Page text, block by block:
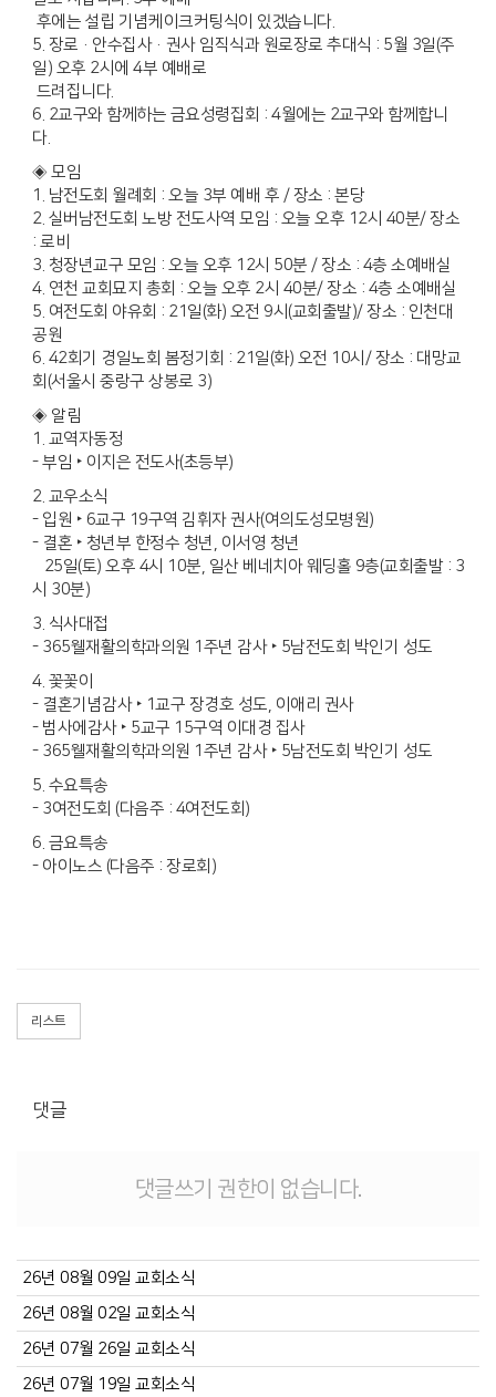
후에는 설립 기념케이크커팅식이 있겠습니다.
5. 장로·안수집사·권사 임직식과 원로장로 추대식 : 5월 3일(주
일) 오후 2시에 4부 예배로
드려집니다.
6. 2교구와 함께하는 금요성령집회 : 4월에는 2교구와 함께합니
다.
◈ 모임
1. 남전도회 월례회 : 오늘 3부 예배 후 / 장소 : 본당
2. 실버남전도회 노방 전도사역 모임 : 오늘 오후 12시 40분/ 장소
: 로비
3. 청장년교구 모임 : 오늘 오후 12시 50분 / 장소 : 4층 소예배실
4. 연천 교회묘지 총회 : 오늘 오후 2시 40분/ 장소 : 4층 소예배실
5. 여전도회 야유회 : 21일(화) 오전 9시(교회출발)/ 장소 : 인천대
공원
6. 42회기 경일노회 봄정기회 : 21일(화) 오전 10시/ 장소 : 대망교
회(서울시 중랑구 상봉로 3)
◈ 알림
1. 교역자동정
- 부임 ‣ 이지은 전도사(초등부)
2. 교우소식
- 입원 ‣ 6교구 19구역 김휘자 권사(여의도성모병원)
- 결혼 ‣ 청년부 한정수 청년, 이서영 청년
25일(토) 오후 4시 10분, 일산 베네치아 웨딩홀 9층(교회출발 : 3
시 30분)
3. 식사대접
- 365웰재활의학과의원 1주년 감사 ‣ 5남전도회 박인기 성도
4. 꽃꽃이
- 결혼기념감사 ‣ 1교구 장경호 성도, 이애리 권사
- 범사에감사 ‣ 5교구 15구역 이대경 집사
- 365웰재활의학과의원 1주년 감사 ‣ 5남전도회 박인기 성도
5. 수요특송
- 3여전도회 (다음주 : 4여전도회)
6. 금요특송
- 아이노스 (다음주 : 장로회)
리스트
댓글
댓글쓰기 권한이 없습니다.
26년 08월 09일 교회소식
26년 08월 02일 교회소식
26년 07월 26일 교회소식
26년 07월 19일 교회소식